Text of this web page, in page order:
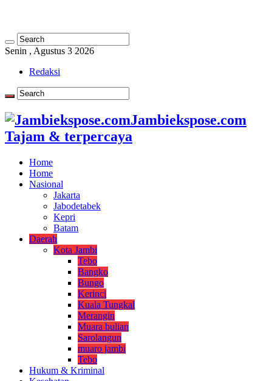
Senin , Agustus 3 2026
Redaksi
Jambiekspose.com
Tajam & terpercaya
Home
Home
Nasional
Jakarta
Jabodetabek
Kepri
Batam
Daerah
Kota Jambi
Tebo
Bangko
Bungo
Kerinci
Kuala Tungkal
Merangin
Muara bulian
Sarolangun
muaro jambi
Tebo
Hukum & Kriminal